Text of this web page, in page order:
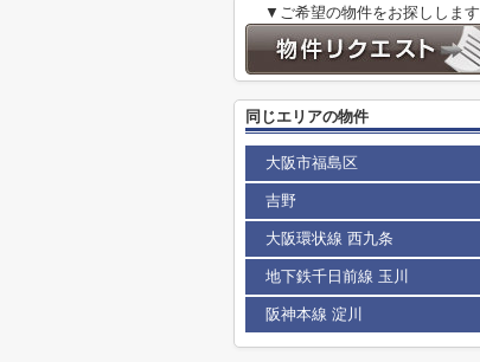
▼ご希望の物件をお探しします
同じエリアの物件
大阪市福島区
吉野
大阪環状線 西九条
地下鉄千日前線 玉川
阪神本線 淀川